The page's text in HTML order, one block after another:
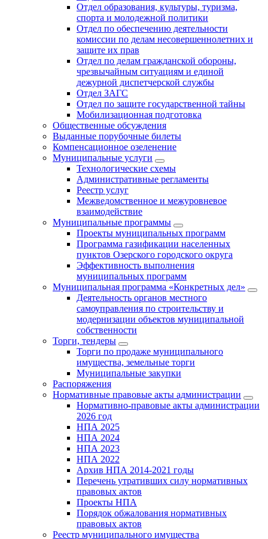
Отдел образования, культуры, туризма,
спорта и молодежной политики
Отдел по обеспечению деятельности
комиссии по делам несовершеннолетних и
защите их прав
Отдел по делам гражданской обороны,
чрезвычайным ситуациям и единой
дежурной диспетчерской службы
Отдел ЗАГС
Отдел по защите государственной тайны
Мобилизационная подготовка
Общественные обсуждения
Выданные порубочные билеты
Компенсационное озеленение
Муниципальные услуги
Технологические схемы
Административные регламенты
Реестр услуг
Межведомственное и межуровневое
взаимодействие
Муниципальные программы
Проекты муниципальных программ
Программа газификации населенных
пунктов Озерского городского округа
Эффективность выполнения
муниципальных программ
Муниципальная программа «Конкретных дел»
Деятельность органов местного
самоуправления по строительству и
модернизации объектов муниципальной
собственности
Торги, тендеры
Торги по продаже муниципального
имущества, земельные торги
Муниципальные закупки
Распоряжения
Нормативные правовые акты администрации
Нормативно-правовые акты администрации
2026 год
НПА 2025
НПА 2024
НПА 2023
НПА 2022
Архив НПА 2014-2021 годы
Перечень утративших силу нормативных
правовых актов
Проекты НПА
Порядок обжалования нормативных
правовых актов
Реестр муниципального имущества